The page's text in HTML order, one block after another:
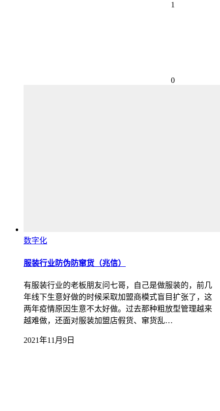
1
0
数字化
服装行业防伪防窜货（兆信）
有服装行业的老板朋友问七哥，自己是做服装的，前几
年线下生意好做的时候采取加盟商模式盲目扩张了，这
两年疫情原因生意不太好做。过去那种粗放型管理越来
越难做，还面对服装加盟店假货、窜货乱…
2021年11月9日